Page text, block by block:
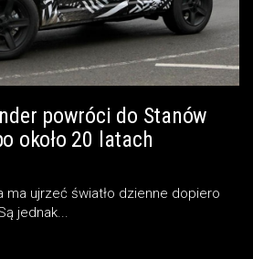
powróci do Stanów
około 20 latach
ma ujrzeć światło dzienne dopiero
jednak...